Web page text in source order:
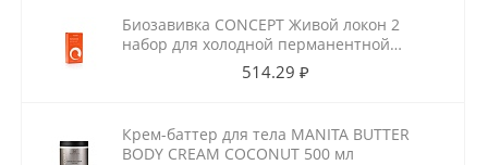
Биозавивка CONCEPT Живой локон 2
набор для холодной перманентной
завивки для ослабленных волос
514.29 ₽
Крем-баттер для тела MANITA BUTTER
BODY CREAM COCONUT 500 мл